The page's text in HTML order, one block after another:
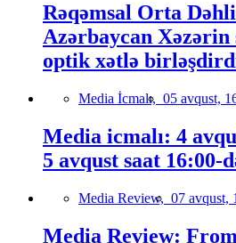
Rəqəmsal Orta
Azərbaycan
optik xətlə
Media İcmalı, 05 avqust,
Media icmalı: 4
5 avqust saat 16:00-
Media Review, 07 avqust,
Media Review: